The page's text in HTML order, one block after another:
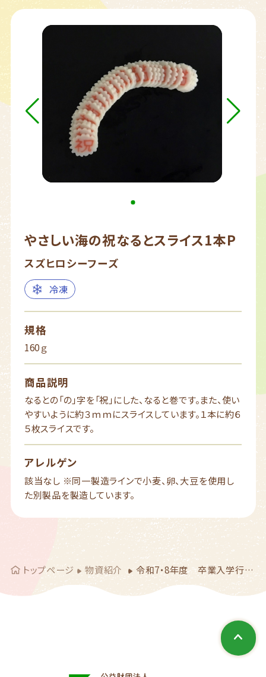
やさしい海の祝なるとスライス1本P
スズヒロシーフーズ
冷凍
規格
160ｇ
商品説明
なるとの「の」字を「祝」にした、なると巻です。また、使い
やすいように約３ｍｍにスライスしています。１本に約６
５枚スライスです。
アレルゲン
該当なし ※同一製造ラインで小麦、卵、大豆を使用し
た別製品を製造しています。
トップページ 物資紹介 令和7・8年度 卒業入学行事食おすすめ商品